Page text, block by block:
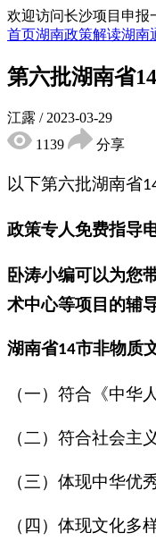
欢迎访问长沙项目申报
首页湖南政策解读湖南
第六批湖南省
江露 / 2023-03-29
1139
分享
以下第六批湖南省
政策专人免费指导
卧涛小编可以为您
术中心等项目的辅
湖南省14市非物质
（一）符合《中
（二）符合社会
（三）体现中华优
（四）体现文化多